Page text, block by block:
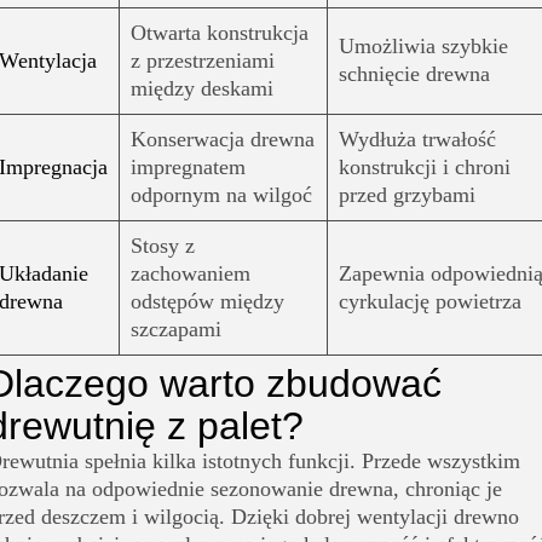
Wentylacja
Otwarta konstrukcja
z przestrzeniami
między deskami
Umożliwia szybkie
schnięcie drewna
Impregnacja
Konserwacja drewna
impregnatem
odpornym na wilgoć
Wydłuża trwałość
konstrukcji i chroni
przed grzybami
Układanie
drewna
Stosy z
zachowaniem
odstępów między
szczapami
Zapewnia odpowiednią
cyrkulację powietrza
warto zbudować
z palet?
spełnia kilka istotnych funkcji. Przede wszystkim
na odpowiednie sezonowanie drewna, chroniąc je
deszczem i wilgocią. Dzięki dobrej wentylacji drewno